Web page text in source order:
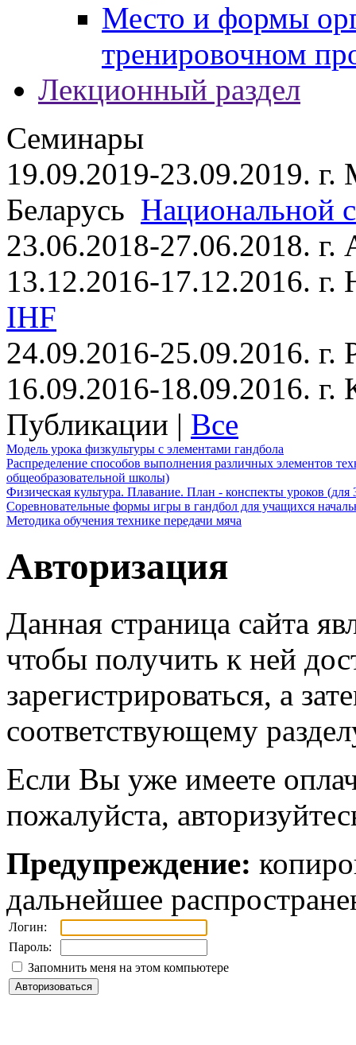
Место и формы
тренировочном
Лекционный раздел
Семинары
19.09.2019-23.09.2019. г.
Беларусь Национальной
23.06.2018-27.06.2018.
13.12.2016-17.12.2016.
IHF
24.09.2016-25.09.2016. г.
16.09.2016-18.09.2016.
Публикации | Все
Модель урока физкультуры с элементами гандбола
Распределение способов выполнения различных элементов
общеобразовательной школы)
Физическая культура. Плавание. План - конспекты уроков (для
Соревновательные формы игры в гандбол для учащихся
Методика обучения технике передачи мяча
Авторизация
Данная страница сайта
чтобы получить к ней
зарегистрироваться, а
соответствующему
Если Вы уже имеете
пожалуйста,
Предупреждение:
дальнейшее
Логин:
Пароль:
Запомнить меня на этом компьютере